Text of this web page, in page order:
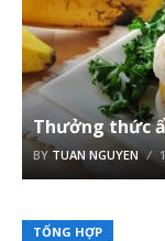
Thưởng thức
BY TUAN NGUYEN
TỔNG HỢP